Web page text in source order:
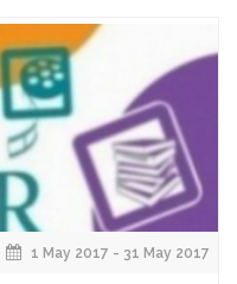
1 May 2017 - 31 May 2017